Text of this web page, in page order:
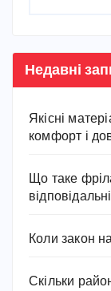
Недавні
Якісні
комфорт і
Що таке
Коли закон
Скільки